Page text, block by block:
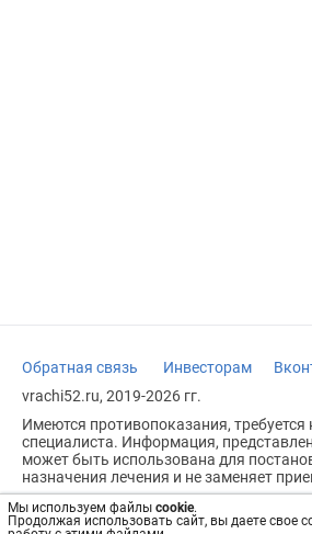
Мы используем файлы cookie.
Продолжая использовать сайт, вы даете свое
Обратная связь Инвесторам
vrachi52.ru, 2019-2026 гг.
Имеются противопоказания, требуется
специалиста. Информация,
может быть использована для
назначения лечения и не заменяет
Возрастное ограничение: 18+